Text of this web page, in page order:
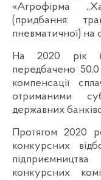
«Агрофірма
(придбання:
пневматичної) на
На 2020 рік
передбачено
компенсації
отриманими
державних
Протягом 2020
конкурсних
конкурсних